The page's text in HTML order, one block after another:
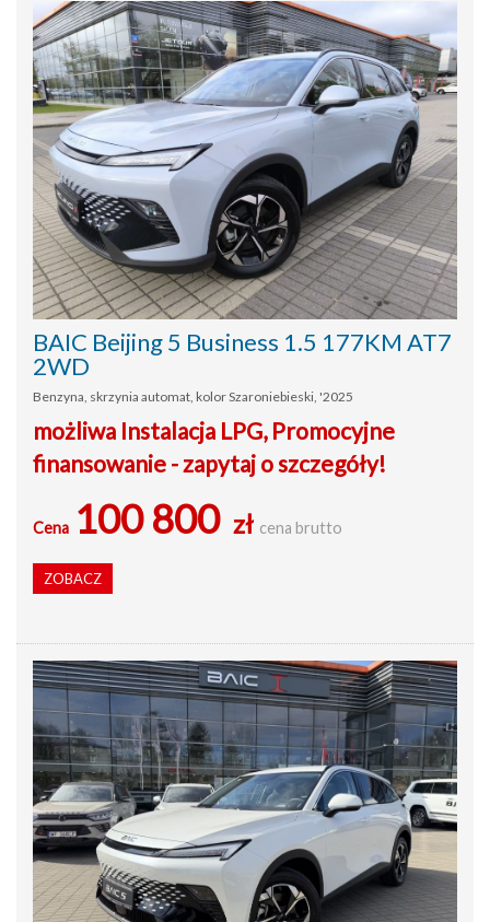
BAIC Beijing 5 Business 1.5 177KM AT7
2WD
Benzyna, skrzynia automat, kolor Szaroniebieski, '2025
możliwa Instalacja LPG, Promocyjne
finansowanie - zapytaj o szczegóły!
Cena 100 800 zł cena brutto
ZOBACZ